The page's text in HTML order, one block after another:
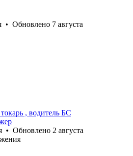
• Обновлено 7 августа
, водитель БС
• Обновлено 2 августа